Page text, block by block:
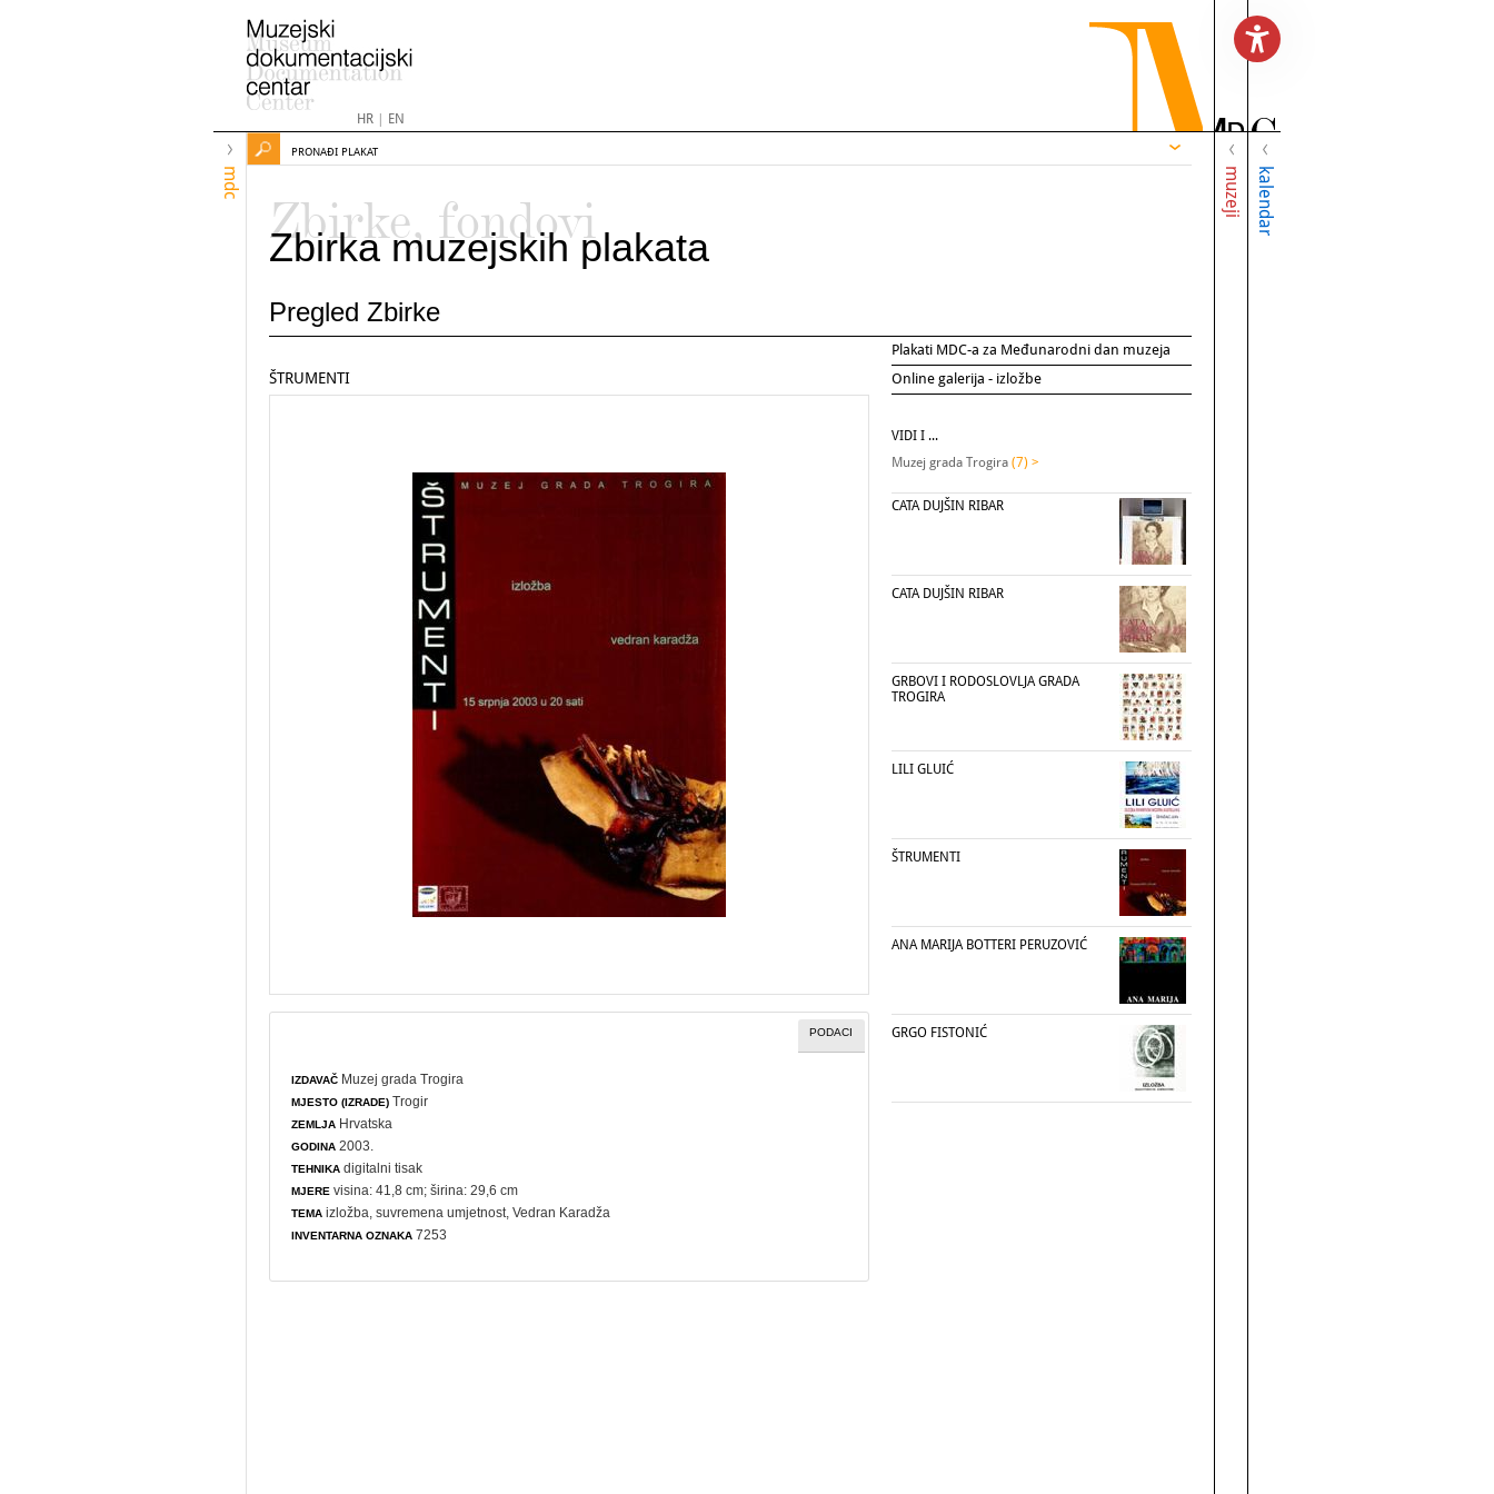
HR| EN
mdc muzeji kalendar
PRONAĐI PLAKAT
Zbirke, fondovi
Zbirka muzejskih plakata
Pregled Zbirke
Plakati MDC-a za Međunarodni dan muzeja
Online galerija - izložbe
ŠTRUMENTI
PODACI
IZDAVAČ Muzej grada Trogira
MJESTO (IZRADE) Trogir
ZEMLJA Hrvatska
GODINA 2003.
TEHNIKA digitalni tisak
MJERE visina: 41,8 cm; širina: 29,6 cm
TEMA izložba ,suvremena umjetnost , Vedran Karadža
INVENTARNA OZNAKA 7253
VIDI I ...
Muzej grada Trogira (7) >
CATA DUJŠIN RIBAR
CATA DUJŠIN RIBAR
GRBOVI I RODOSLOVLJA GRADA
TROGIRA
LILI GLUIĆ
ŠTRUMENTI
ANA MARIJA BOTTERI PERUZOVIĆ
GRGO FISTONIĆ